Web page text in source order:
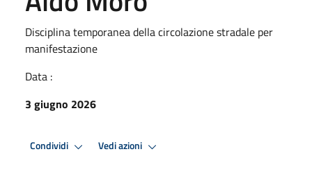
Disciplina temporanea della circolazione stradale per
manifestazione
Data :
3 giugno 2026
Condividi Vedi azioni